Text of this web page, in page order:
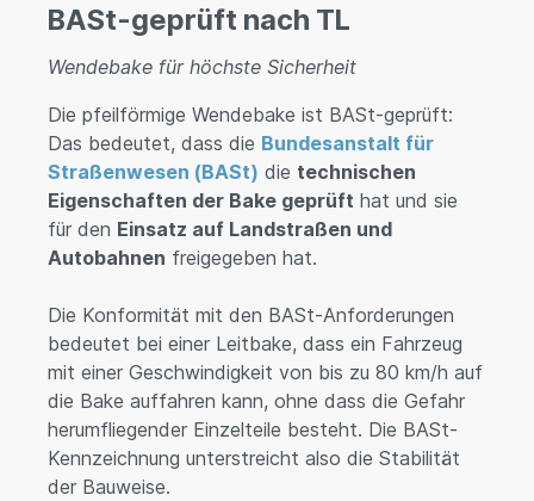
BASt-geprüft nach TL
Wendebake für höchste Sicherheit
Die pfeilförmige Wendebake ist BASt-geprüft:
Das bedeutet, dass die Bundesanstalt für
Straßenwesen (BASt) die technischen
Eigenschaften der Bake geprüft hat und sie
für den Einsatz auf Landstraßen und
Autobahnen freigegeben hat.
Die Konformität mit den BASt-Anforderungen
bedeutet bei einer Leitbake, dass ein Fahrzeug
mit einer Geschwindigkeit von bis zu 80 km/h auf
die Bake auffahren kann, ohne dass die Gefahr
herumfliegender Einzelteile besteht. Die BASt-
Kennzeichnung unterstreicht also die Stabilität
der Bauweise.